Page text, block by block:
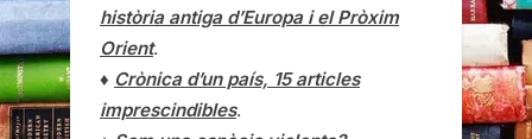
història antiga d’Europa i el Pròxim
Orient.
♦ Crònica d’un país, 15 articles
imprescindibles.